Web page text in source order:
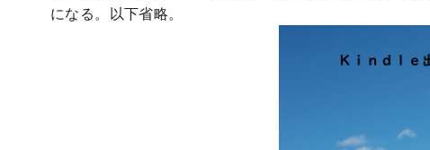
になる。以下省略。